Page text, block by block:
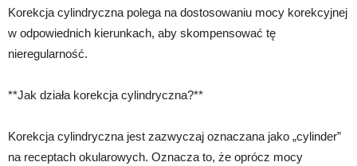
Korekcja cylindryczna polega na dostosowaniu mocy korekcyjnej
w odpowiednich kierunkach, aby skompensować tę
nieregularność.
**Jak działa korekcja cylindryczna?**
Korekcja cylindryczna jest zazwyczaj oznaczana jako „cylinder”
na receptach okularowych. Oznacza to, że oprócz mocy